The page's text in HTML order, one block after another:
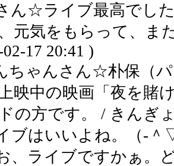
ん☆ライブ最高でし
元気をもらって、ま
02-17 20:41 )
ちゃんさん☆朴保（
映中の映画「夜を賭
の方です。 / きんぎ
ブはいいよね。（‐
、ライブですかぁ。